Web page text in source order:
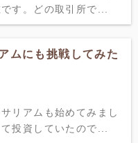
す。どの取引所で...
ムにも挑戦してみた
リアムも始めてみまし
投資していたので...